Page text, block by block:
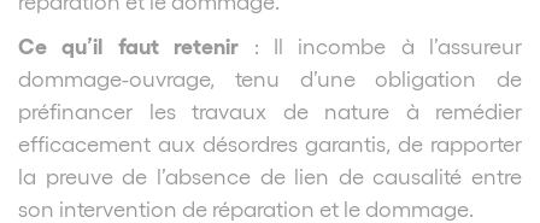
Ce qu’il faut retenir : Il incombe à l’assureur
dommage-ouvrage, tenu d’une obligation de
préfinancer les travaux de nature à remédier
efficacement aux désordres garantis, de rapporter
la preuve de l’absence de lien de causalité entre
son intervention de réparation et le dommage.